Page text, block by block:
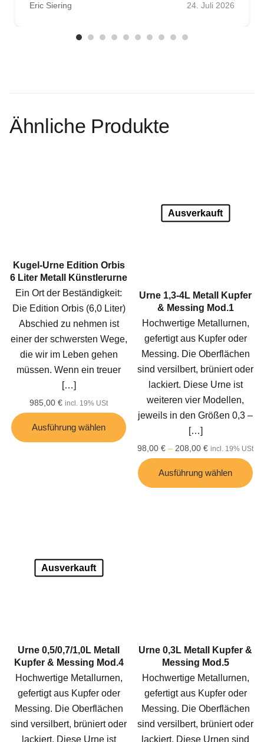
Eric Siering 24. Juli 2026
Ähnliche Produkte
Kugel-Urne Edition Orbis
6 Liter Metall Künstlerurne
Ein Ort der Beständigkeit:
Die Edition Orbis (6,0 Liter)
Abschied zu nehmen ist
einer der schwersten Wege,
die wir im Leben gehen
müssen. Wenn ein treuer
[…]
985,00 € incl. 19% USt
Ausführung wählen
Ausverkauft
Urne 1,3-4L Metall Kupfer
& Messing Mod.1
Hochwertige Metallurnen,
gefertigt aus Kupfer oder
Messing. Die Oberflächen
sind versilbert, brüniert oder
lackiert. Diese Urne ist
weiteren vier Modellen,
jeweils in den Größen 0,3 –
[…]
98,00 € – 208,00 € incl. 19% USt
Ausführung wählen
Ausverkauft
Urne 0,5/0,7/1,0L Metall
Kupfer & Messing Mod.4
Hochwertige Metallurnen,
gefertigt aus Kupfer oder
Messing. Die Oberflächen
sind versilbert, brüniert oder
lackiert. Diese Urne ist
Urne 0,3L Metall Kupfer &
Messing Mod.5
Hochwertige Metallurnen,
gefertigt aus Kupfer oder
Messing. Die Oberflächen
sind versilbert, brüniert oder
lackiert. Diese Urnen sind